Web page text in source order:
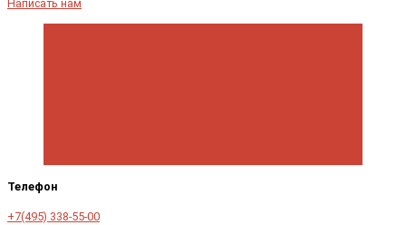
Написать нам
Телефон
+7(495) 338-55-00